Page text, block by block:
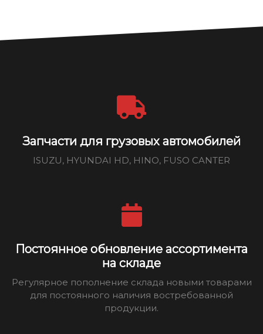
Запчасти для грузовых автомобилей
ISUZU, HYUNDAI HD, HINO, FUSO CANTER
Постоянное обновление ассортимента
на складе
Регулярное пополнение склада новыми товарами
для постоянного наличия востребованной
продукции.